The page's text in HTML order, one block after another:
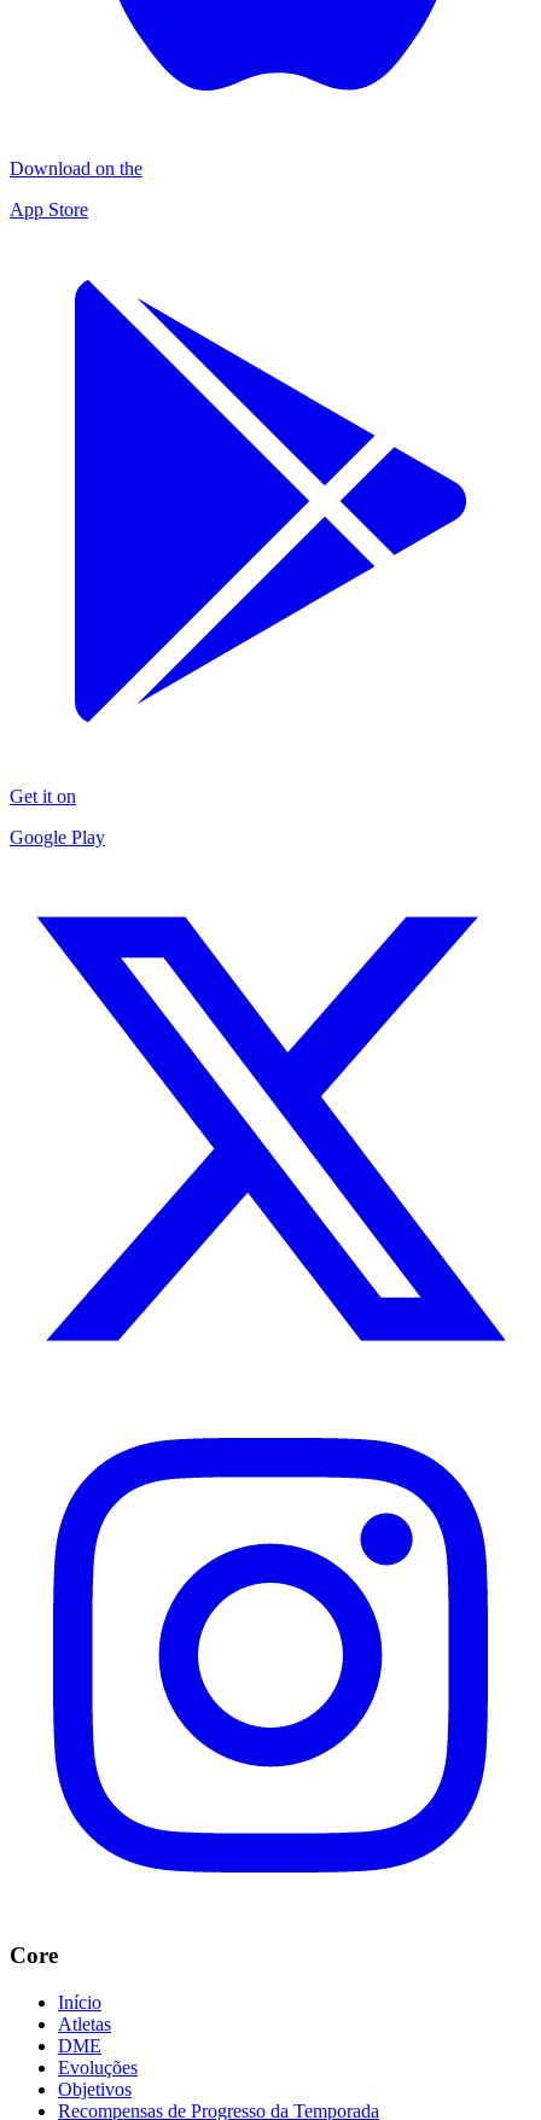
Download on the
App Store
Get it on
Google Play
Core
Início
Atletas
DME
Evoluções
Objetivos
Recompensas de Progresso da Temporada